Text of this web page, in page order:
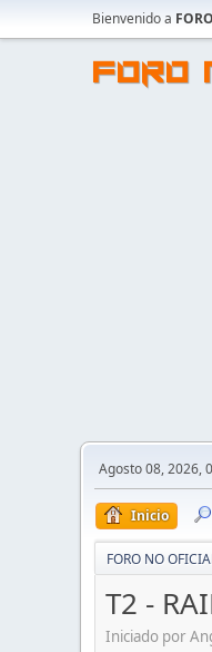
Bienvenido a
FORO
Agosto 08, 2026,
Inicio
FORO NO
T2 -
Iniciado por